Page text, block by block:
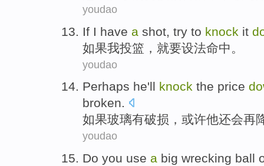
youdao
If I have a shot try to knock it
如果我投篮 ，就要设法命中 。
youdao
Perhaps he'll knock the price
broken.
如果玻璃有破损 ， 或许他还会再
youdao
Do you use a big wrecking ball